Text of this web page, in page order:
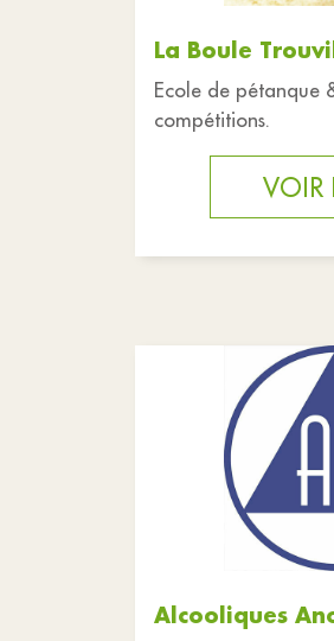
La Boule
Ecole de pétanque
compétitions.
VOIR
Alcooliques